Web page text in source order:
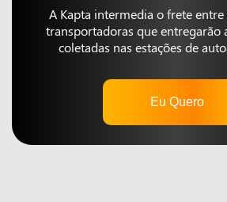
A Kapta intermedia o frete entre
transportadoras que entregarão
coletadas nas estações de
Eu Quero